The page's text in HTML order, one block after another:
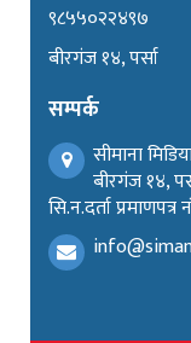
९८५५०२२४९७
बीरगंज १४, पर्सा
सम्पर्क
सीमाना
बीरगंज १४,
सि.न.दर्ता